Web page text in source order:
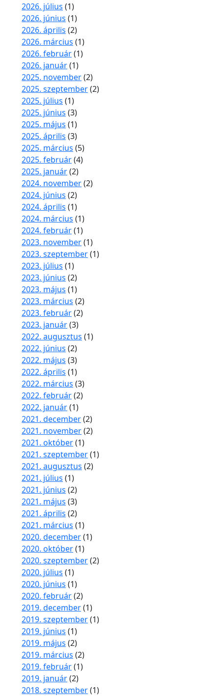
2026. július (1)
2026. június (1)
2026. április (2)
2026. március (1)
2026. február(1)
2026. január(1)
2025. november(2)
2025. szeptember(2)
2025. július (1)
2025. június (3)
2025. május (1)
2025. április (3)
2025. március (5)
2025. február(4)
2025. január(2)
2024. november(2)
2024. június (2)
2024. április (1)
2024. március (1)
2024. február(1)
2023. november(1)
2023. szeptember(1)
2023. július (1)
2023. június (2)
2023. május (1)
2023. március (2)
2023. február(2)
2023. január(3)
2022. augusztus (1)
2022. június (2)
2022. május (3)
2022. április (1)
2022. március (3)
2022. február(2)
2022. január(1)
2021. december(2)
2021. november(2)
2021. október(1)
2021. szeptember(1)
2021. augusztus (2)
2021. július (1)
2021. június (2)
2021. május (3)
2021. április (2)
2021. március (1)
2020. december(1)
2020. október(1)
2020. szeptember(2)
2020. július (1)
2020. június (1)
2020. február(2)
2019. december(1)
2019. szeptember(1)
2019. június (1)
2019. május (2)
2019. március (2)
2019. február(1)
2019. január(2)
2018. szeptember(1)